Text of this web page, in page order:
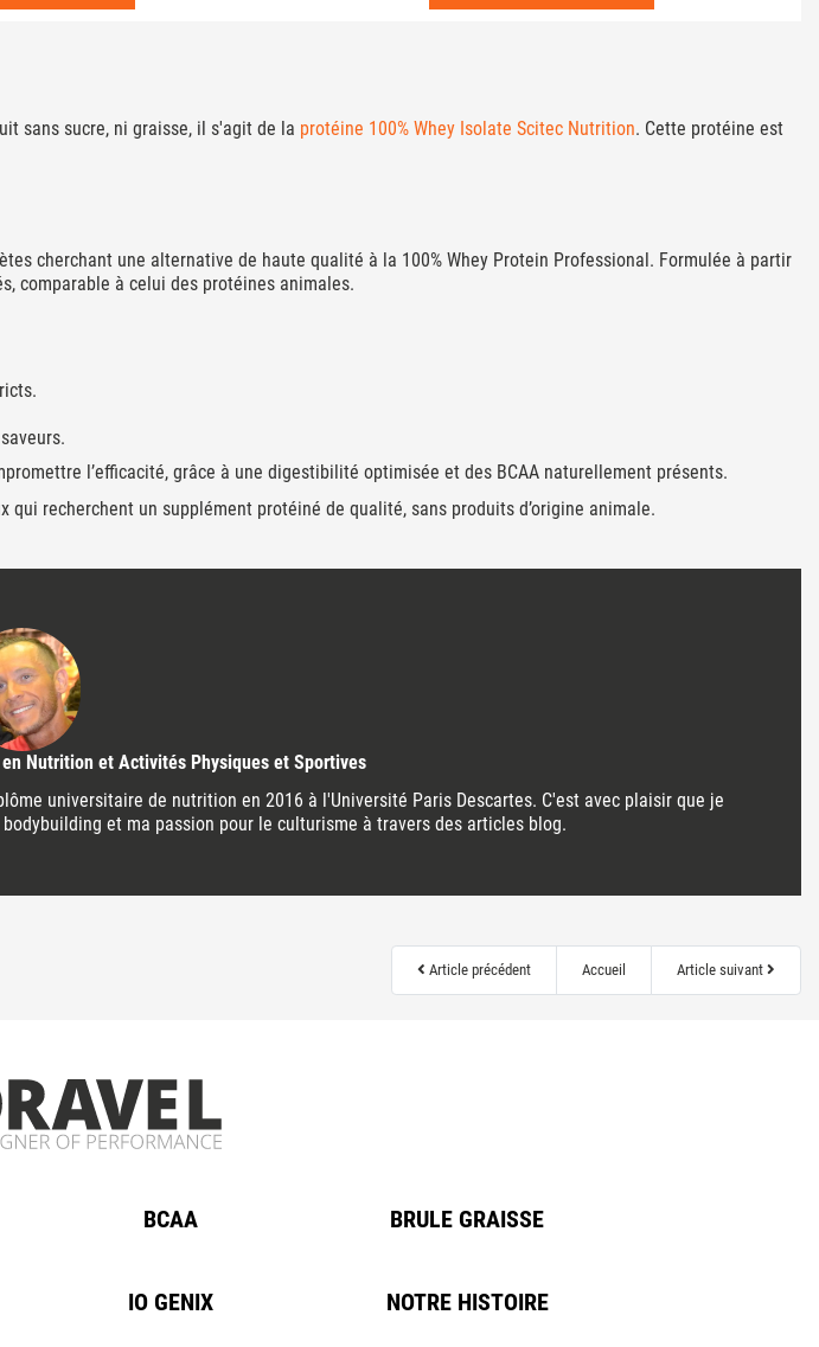
sans sucre, ni graisse, il s'agit de la protéine 100% Whey Isolate Scitec Nutrition. Cette protéine est
cherchant une alternative de haute qualité à la 100% Whey Protein Professional. Formulée à partir
comparable à celui des protéines animales.
l’efficacité, grâce à une digestibilité optimisée et des BCAA naturellement présents.
recherchent un supplément protéiné de qualité, sans produits d’origine animale.
Nutrition et Activités Physiques et Sportives
universitaire de nutrition en 2016 à l'Université Paris Descartes. C'est avec plaisir que je
et ma passion pour le culturisme à travers des articles blog.
Article précédent Accueil Article suivant
BCAA BRULE GRAISSE
IO GENIX NOTRE HISTOIRE